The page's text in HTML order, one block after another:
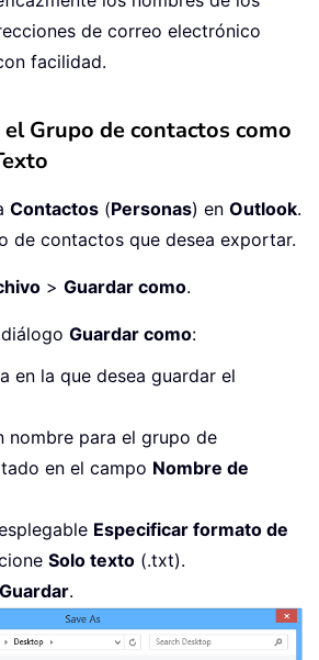
de correo electrónico
facilidad.
el Grupo de contactos como
Contactos (Personas) en Outlook.
de contactos que desea exportar.
> Guardar como.
Guardar como:
en la que desea guardar el
nombre para el grupo de
en el campo Nombre de
Especificar formato de
Solo texto (.txt).
Guardar.